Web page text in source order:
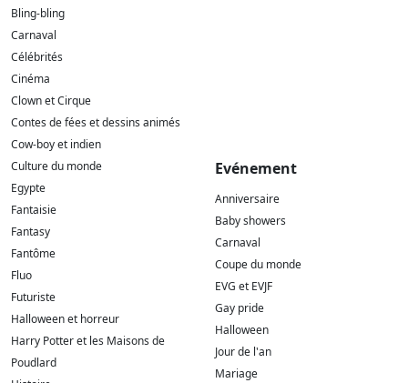
Bling-bling
Carnaval
Célébrités
Cinéma
Clown et Cirque
Contes de fées et dessins animés
Cow-boy et indien
Culture du monde
Egypte
Fantaisie
Fantasy
Fantôme
Fluo
Futuriste
Halloween et horreur
Harry Potter et les Maisons de
Poudlard
Evénement
Anniversaire
Baby showers
Carnaval
Coupe du monde
EVG et EVJF
Gay pride
Halloween
Jour de l'an
Mariage